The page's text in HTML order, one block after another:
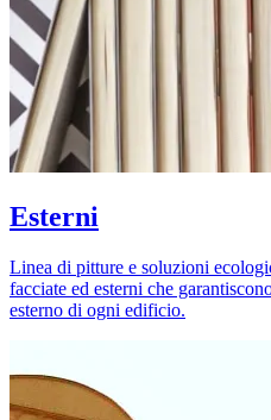
Esterni
Linea di pitture e soluzioni
facciate ed esterni che
esterno di ogni edificio.